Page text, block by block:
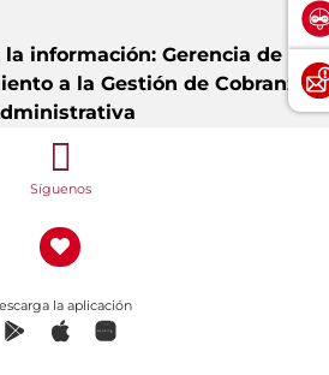
la información: Gerencia de
a la Gestión de Cobranza
Síguenos
la aplicación